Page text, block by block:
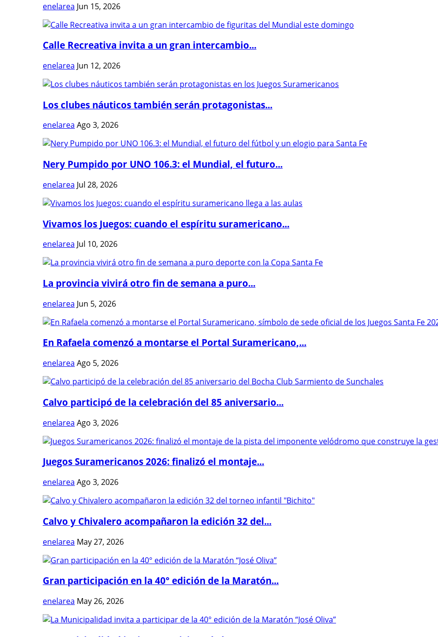
enelarea Jun 15, 2026
Calle Recreativa invita a un gran intercambio...
enelarea Jun 12, 2026
Los clubes náuticos también serán protagonistas...
enelarea Ago 3, 2026
Nery Pumpido por UNO 106.3: el Mundial, el futuro...
enelarea Jul 28, 2026
Vivamos los Juegos: cuando el espíritu suramericano...
enelarea Jul 10, 2026
La provincia vivirá otro fin de semana a puro...
enelarea Jun 5, 2026
En Rafaela comenzó a montarse el Portal Suramericano,...
enelarea Ago 5, 2026
Calvo participó de la celebración del 85 aniversario...
enelarea Ago 3, 2026
Juegos Suramericanos 2026: finalizó el montaje...
enelarea Ago 3, 2026
Calvo y Chivalero acompañaron la edición 32 del...
enelarea May 27, 2026
Gran participación en la 40° edición de la Maratón...
enelarea May 26, 2026